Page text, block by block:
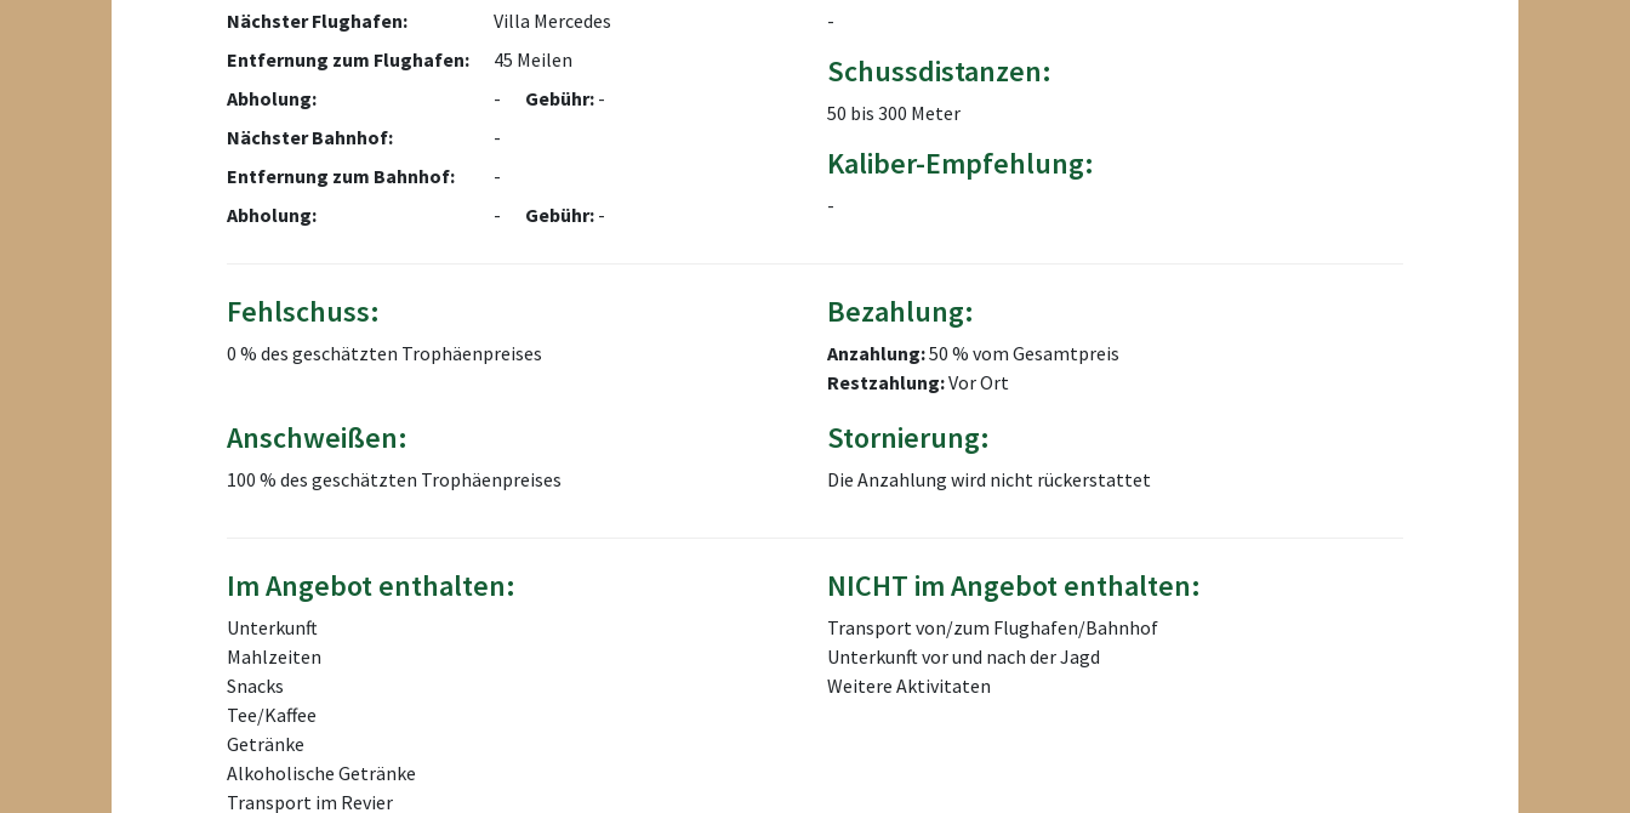
Nächster Flughafen:
Villa Mercedes
Entfernung zum Flughafen:
45 Meilen
Abholung:
- Gebühr: -
Nächster Bahnhof:
-
Entfernung zum Bahnhof:
-
Abholung:
- Gebühr: -
-
Schussdistanzen:
50 bis 300 Meter
Kaliber-Empfehlung:
-
Fehlschuss:
0 % des geschätzten Trophäenpreises
Bezahlung:
Anzahlung:50 % vom Gesamtpreis
Restzahlung:Vor Ort
Anschweißen:
100 % des geschätzten Trophäenpreises
Stornierung:
Die Anzahlung wird nicht rückerstattet
Im Angebot enthalten:
Unterkunft
Mahlzeiten
Snacks
Tee/Kaffee
Getränke
Alkoholische Getränke
Transport im Revier
NICHT im Angebot enthalten:
Transport von/zum Flughafen/Bahnhof
Unterkunft vor und nach der Jagd
Weitere Aktivitaten